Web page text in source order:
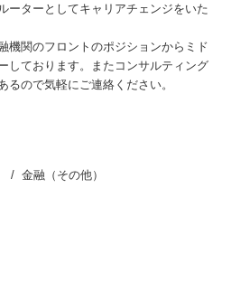
ーターとしてキャリアチェンジをいた
機関のフロントのポジションからミド
しております。またコンサルティング
ので気軽にご連絡ください。
金融（その他）